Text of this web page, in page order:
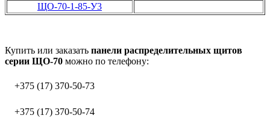
ЩО-70-1-85-У3
Купить или заказать панели распределительных щитов
серии ЩО-70 можно по телефону:
+375 (17) 370-50-73
+375 (17) 370-50-74